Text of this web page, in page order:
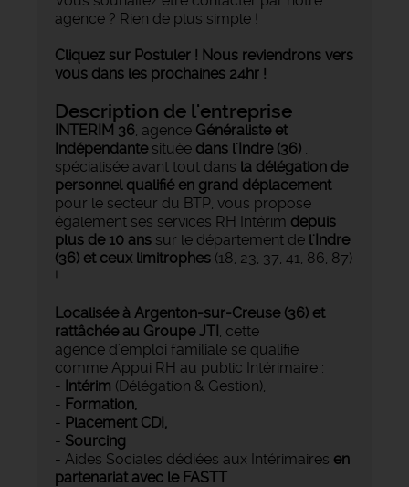
agence ? Rien de plus simple !
Cliquez sur Postuler ! Nous reviendrons vers
vous dans les prochaines 24hr !
Description de l'entreprise
INTERIM 36, agence Généraliste et
Indépendantesituée dans l'Indre (36) ,
spécialisée avant tout dans la délégation de
personnel qualifié en grand déplacement
pour le secteur du BTP, vous propose
également ses services RH Intérim depuis
plus de 10 ans sur le département de l'Indre
(36) et ceux limitrophes (18, 23, 37, 41, 86, 87)
!
Localisée à Argenton-sur-Creuse (36) et
rattâchée au Groupe JTI , cette
agence d'emploi familiale se qualifie
comme Appui RH au public Intérimaire :
- Intérim (Délégation & Gestion),
- Formation,
- Placement CDI,
- Sourcing
- Aides Sociales dédiées aux Intérimaires en
partenariat avec le FASTT